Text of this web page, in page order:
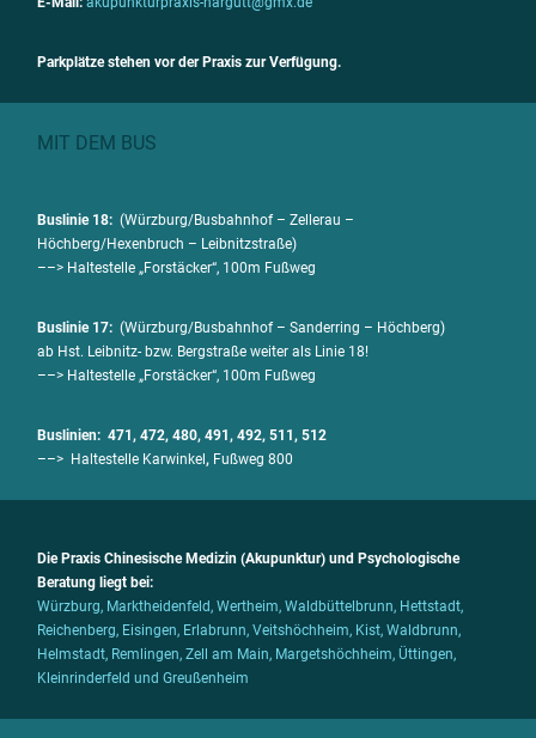
Parkplätze stehen vor der Praxis zur Verfügung.
MIT DEM BUS
Buslinie 18: (Würzburg/Busbahnhof – Zellerau –
Höchberg/Hexenbruch – Leibnitzstraße)
––> Haltestelle „Forstäcker“, 100m Fußweg
Buslinie 17: (Würzburg/Busbahnhof – Sanderring – Höchberg)
ab Hst. Leibnitz- bzw. Bergstraße weiter als Linie 18!
––> Haltestelle „Forstäcker“, 100m Fußweg
Buslinien: 471, 472, 480, 491, 492, 511, 512
––> Haltestelle Karwinkel , Fußweg 800
Die Praxis Chinesische Medizin (Akupunktur) und Psychologische
Beratung liegt bei:
Würzburg, Marktheidenfeld, Wertheim, Waldbüttelbrunn, Hettstadt,
Reichenberg, Eisingen, Erlabrunn, Veitshöchheim, Kist, Waldbrunn,
Helmstadt, Remlingen, Zell am Main, Margetshöchheim, Üttingen,
Kleinrinderfeld und Greußenheim